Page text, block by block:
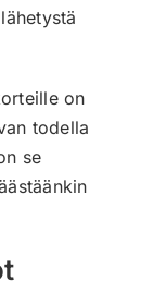
on
todella
se